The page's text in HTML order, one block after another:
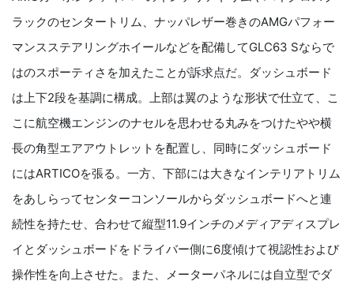
ラックのセンタートリム、ナッパレザー巻きのAMGパフォー
マンスステアリングホイールなどを配備してGLC63 Sならで
はのスポーティさを加えたことが訴求点だ。ダッシュボード
は上下2段を基調に構成。上部は翼のような形状で仕立て、こ
こに航空機エンジンのナセルを思わせる丸みをつけたやや横
長の角型エアアウトレットを配置し、同時にダッシュボード
にはARTICOを張る。一方、下部には大きなインテリアトリム
をあしらってセンターコンソールからダッシュボードへと連
続性を持たせ、合わせて縦型11.9インチのメディアディスプレ
イとダッシュボードをドライバー側に6度傾けて視認性および
操作性を向上させた。また、メーターパネルには自立型でダ